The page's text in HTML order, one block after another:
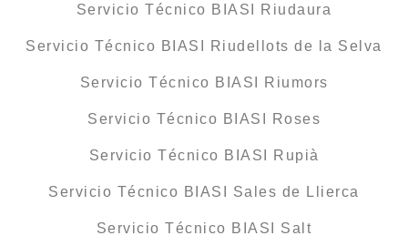
Servicio Técnico BIASI Riudaura
Servicio Técnico BIASI Riudellots de la Selva
Servicio Técnico BIASI Riumors
Servicio Técnico BIASI Roses
Servicio Técnico BIASI Rupià
Servicio Técnico BIASI Sales de Llierca
Servicio Técnico BIASI Salt